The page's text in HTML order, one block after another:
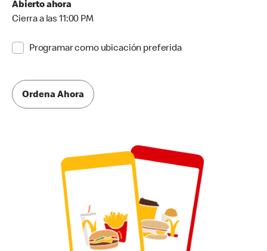
Abierto ahora
Cierra a las 11:00 PM
Programar como ubicación preferida
Ordena Ahora